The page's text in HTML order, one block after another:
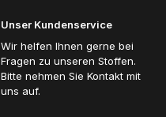
Unser Kundenservice
Wir helfen Ihnen gerne bei
Fragen zu unseren Stoffen.
Bitte nehmen Sie Kontakt mit
uns auf.